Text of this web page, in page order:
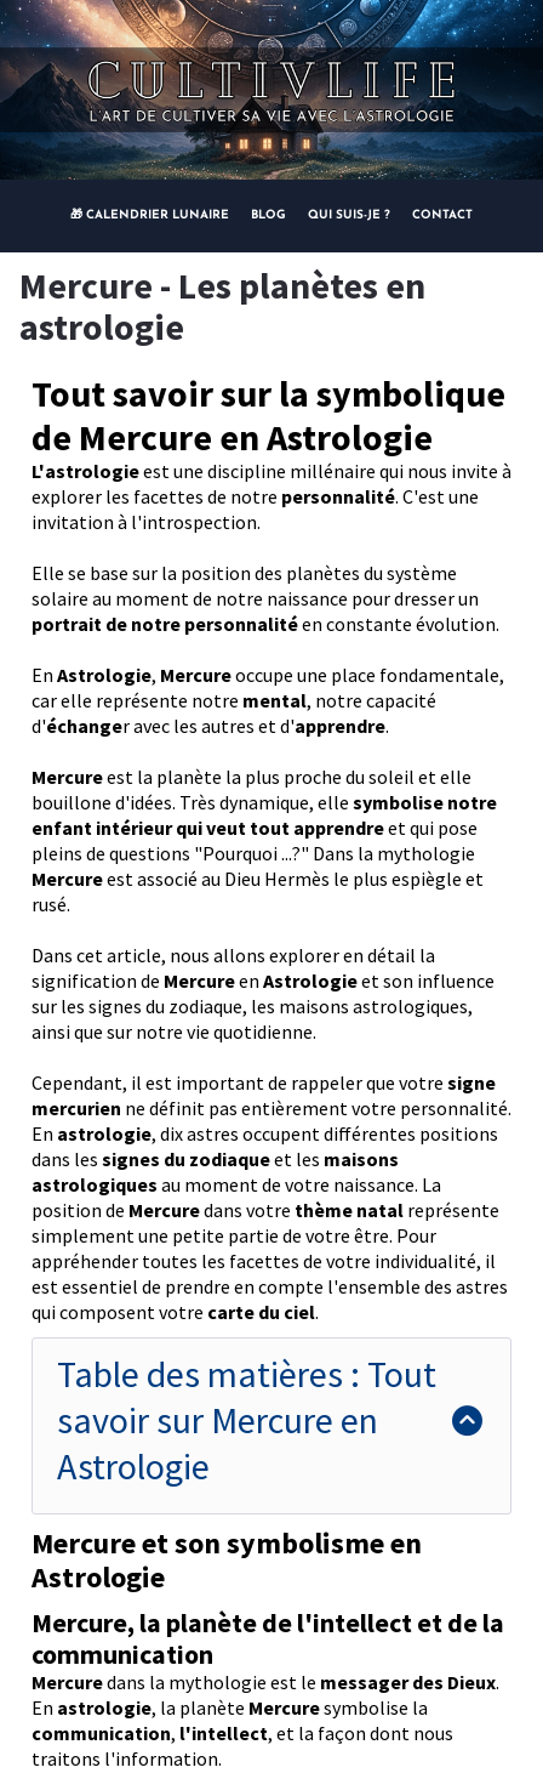
🎁 CALENDRIER LUNAIRE BLOG QUI SUIS-JE ? CONTACT
Mercure - Les planètes en
astrologie
Tout savoir sur la symbolique
de Mercure en Astrologie
L'astrologieest une discipline millénaire qui nous invite à
explorer les facettes de notre personnalité. C'est une
invitation à l'introspection.
Elle se base sur la position des planètes du système
solaire au moment de notre naissance pour dresser un
portrait de notre personnalitéen constante évolution.
En Astrologie, Mercureoccupe une place fondamentale,
car elle représente notre mental, notre capacité
d'échanger avec les autres et d'apprendre.
Mercureest la planète la plus proche du soleil et elle
bouillone d'idées. Très dynamique, elle symbolise notre
enfant intérieur qui veut tout apprendreet qui pose
pleins de questions "Pourquoi ...?" Dans la mythologie
Mercureest associé au Dieu Hermès le plus espiègle et
rusé.
Dans cet article, nous allons explorer en détail la
signification de Mercureen Astrologieet son influence
sur les signes du zodiaque, les maisons astrologiques,
ainsi que sur notre vie quotidienne.
Cependant, il est important de rappeler que votre signe
mercurien ne définit pas entièrement votre personnalité.
En astrologie, dix astres occupent différentes positions
dans les signes du zodiaqueet les maisons
astrologiques au moment de votre naissance. La
position de Mercuredans votre thème natal représente
simplement une petite partie de votre être. Pour
appréhender toutes les facettes de votre individualité, il
est essentiel de prendre en compte l'ensemble des astres
qui composent votre carte du ciel.
Table des matières : Tout
savoir sur Mercure en
Astrologie
Mercure et son symbolisme en
Astrologie
Mercure, la planète de l'intellect et de la
communication
Mercuredans la mythologie est le messager des Dieux.
En astrologie, la planète Mercuresymbolise la
communication, l'intellect, et la façon dont nous
traitons l'information.